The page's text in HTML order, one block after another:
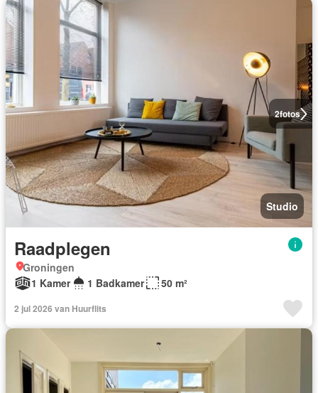
2fotos
Studio
Raadplegen
Groningen
1 Kamer
1 Badkamer 50 m²
2 jul 2026 van Huurflits